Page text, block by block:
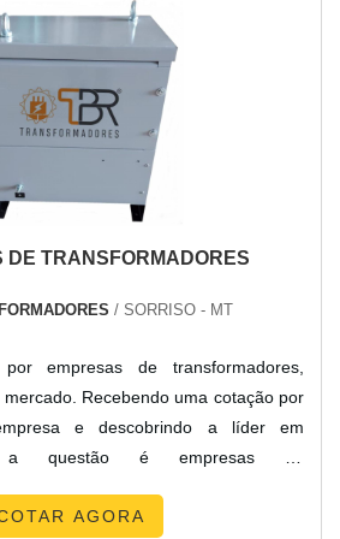
alto know-how em cabo solar isolante
que garante a satisfação da
com foco total na qualidade.Sem
para painel fotovoltaico preço justo,
lucratividade, deve oferecer
que tenham ótima qualidade e
detalhes, mas de grande valia para
e seriedade da empresa.É importante
deve sempre ser adquirido com
a qualidade e durabilidade dos
que não cumprem com suas funções
é possível poupar gastos
diversos motivos para a New Cabos
quando pensamos em uma
confiança e produtos de qualidade.
são: Atendimento personalizado;
DE TRANSFORMADORES
/ SORRISO - MT
empresas de transformadores,
Recebendo uma cotação por
e descobrindo a líder em
a questão é empresas de
com assessoria técnica
AGORA